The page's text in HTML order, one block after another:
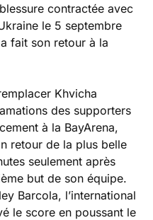
contractée avec
le 5 septembre
fait son retour à la
Khvicha
des supporters
à la BayArena,
retour de la plus belle
seulement après
but de son équipe.
Barcola, l’international
le score en poussant le